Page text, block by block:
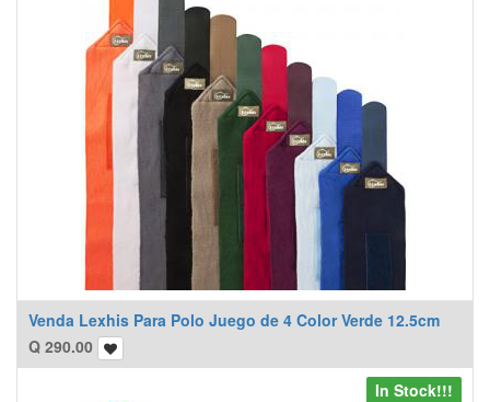
Venda Lexhis Para Polo Juego de 4 Color Verde 12.5cm
Q 290.00
In Stock!!!